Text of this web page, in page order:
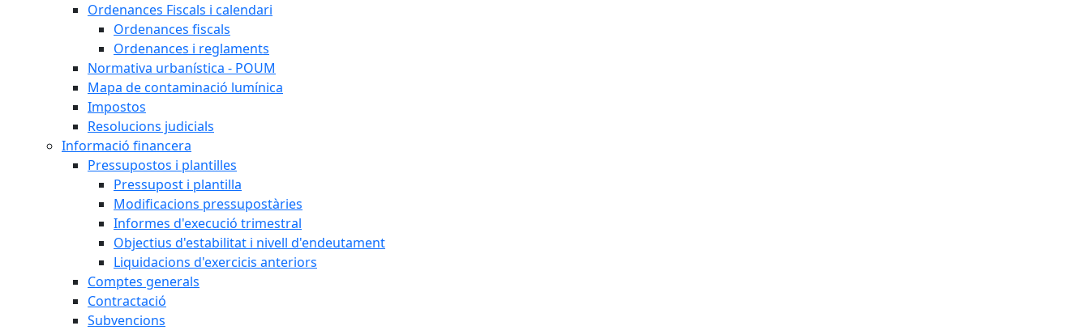
Ordenances Fiscals i calendari
Ordenances fiscals
Ordenances i reglaments
Normativa urbanística - POUM
Mapa de contaminació lumínica
Impostos
Resolucions judicials
Informació financera
Pressupostos i plantilles
Pressupost i plantilla
Modificacions pressupostàries
Informes d'execució trimestral
Objectius d'estabilitat i nivell d'endeutament
Liquidacions d'exercicis anteriors
Comptes generals
Contractació
Subvencions